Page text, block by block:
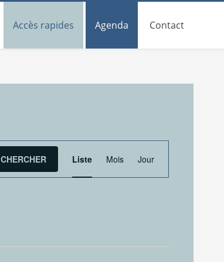
Accès rapides Agenda Contact
CHERCHER
de
vues
Liste Mois Jour